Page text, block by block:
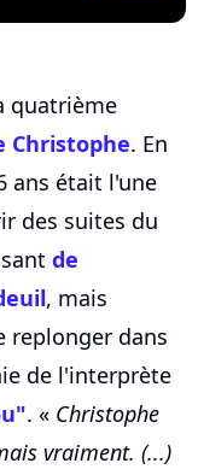
quatrième
Christophe. En
ans était l'une
des suites du
de
, mais
replonger dans
de l'interprète
. « Christophe
vraiment. (...)